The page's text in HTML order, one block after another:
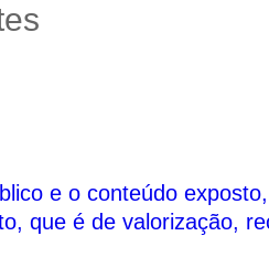
e o conteúdo
que é de valorização,